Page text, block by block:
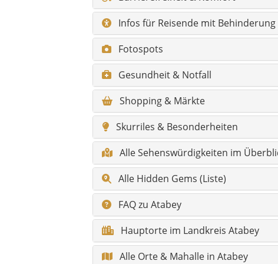
Alle Hidden Gems (Liste)
FAQ zu Atabey
Hauptorte im Landkreis Atabey
Alle Orte & Mahalle in Atabey